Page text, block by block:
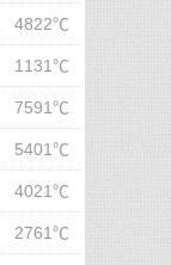
4822℃
1131℃
7591℃
5401℃
4021℃
2761℃